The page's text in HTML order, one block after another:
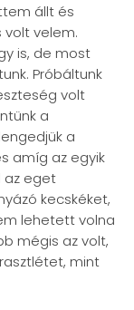
állt és
velem.
is, de most
Próbáltunk
volt
a
a
amíg az egyik
az eget
kecskéket,
lehetett volna
mégis az volt,
mint